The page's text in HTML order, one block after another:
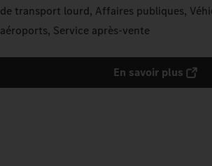
de transport lourd, Affaires publiques,
aéroports, Service après-vente
En savoir plus